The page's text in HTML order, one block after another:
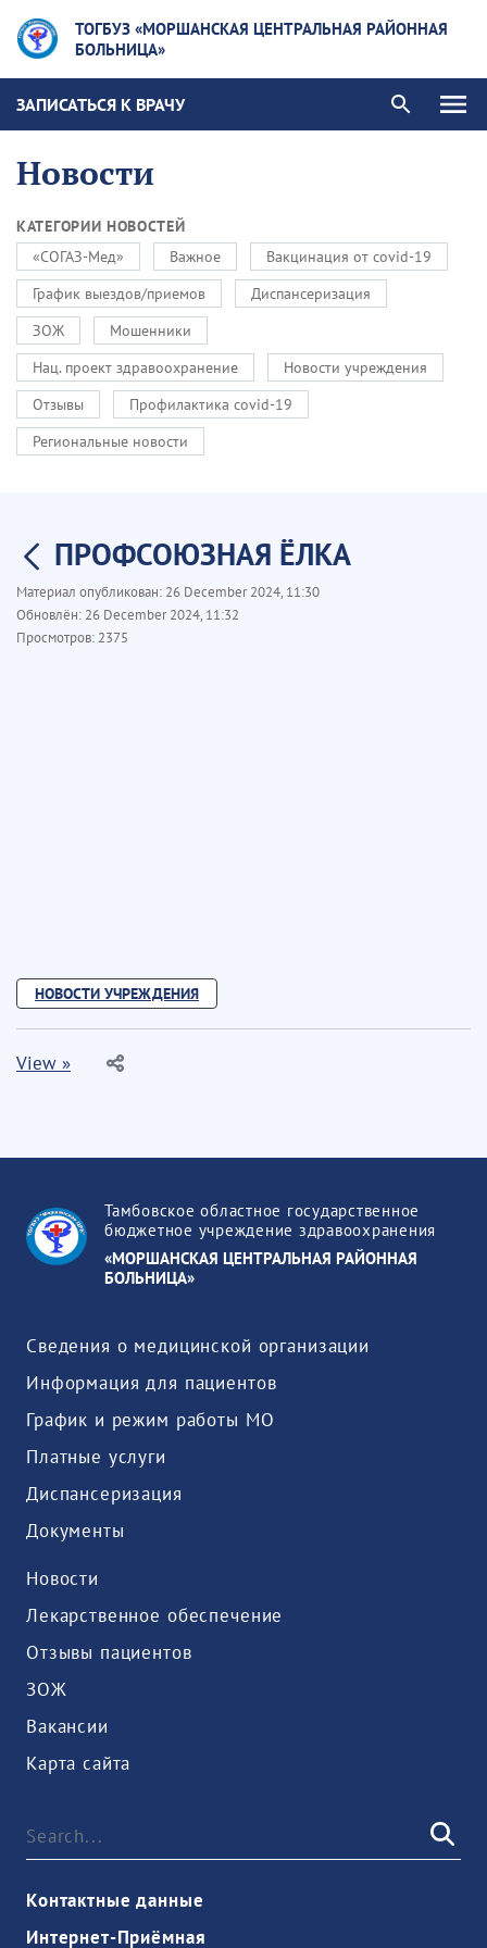
ТОГБУЗ «МОРШАНСКАЯ ЦЕНТРАЛЬНАЯ РАЙОННАЯ
БОЛЬНИЦА»
ЗАПИСАТЬСЯ К ВРАЧУ
Новости
КАТЕГОРИИ НОВОСТЕЙ
«СОГАЗ-Мед»
Важное
Вакцинация от covid-19
График выездов/приемов
Диспансеризация
ЗОЖ
Мошенники
Нац. проект здравоохранение
Новости учреждения
Отзывы
Профилактика covid-19
Региональные новости
ПРОФСОЮЗНАЯ ЁЛКА
Материал опубликован: 26 December 2024, 11:30
Обновлён: 26 December 2024, 11:32
Просмотров: 2375
НОВОСТИ УЧРЕЖДЕНИЯ
View »
Тамбовское областное государственное
бюджетное учреждение здравоохранения
«МОРШАНСКАЯ ЦЕНТРАЛЬНАЯ РАЙОННАЯ
БОЛЬНИЦА»
Сведения о медицинской организации
Информация для пациентов
График и режим работы МО
Платные услуги
Диспансеризация
Документы
Новости
Лекарственное обеспечение
Отзывы пациентов
ЗОЖ
Вакансии
Карта сайта
Контактные данные
Интернет-Приёмная